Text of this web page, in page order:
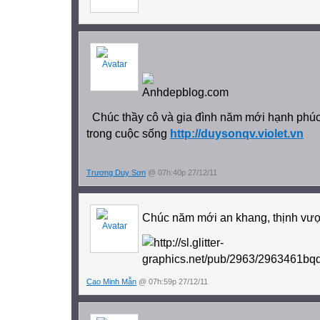
Chúc thầy cô và gia đình năm mới hạnh
trong cuộc sống http://duysonqv.violet.vn
Trương Duy Sơn @ 07h:40p 27/12/11
Chúc năm mới an khang, thịnh
Cao Minh Mẫn @ 07h:59p 27/12/11